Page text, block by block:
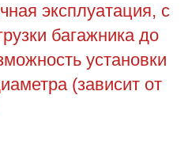
эксплуатация, с
багажника до
установки
(зависит от